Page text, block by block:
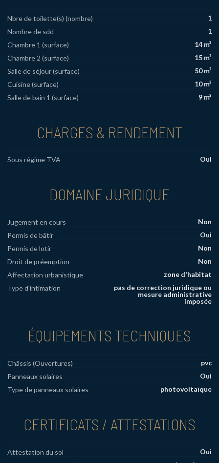
Nbre de toilette(s) (nombre)
1
Nombre de sdd
1
Chambre 1 (surface)
14 m²
Chambre 2 (surface)
15 m²
Salle de séjour (surface)
50 m²
Cuisine (surface)
10 m²
Salle de bain 1 (surface)
9 m²
CHARGES & RENDEMENT
Sous régime TVA Oui
DOMAINE JURIDIQUE
Jugement en cours
Non
Permis de bâtir
Oui
Permis de lotir
Non
Droit de préemption
Non
Affectation urbanistique
zone d'habitat
Type d'intimation
pas de correction juridique ou
mesure administrative
imposée
ÉQUIPEMENTS TECHNIQUES
Châssis (Ouvertures)
pvc
Panneaux solaires
Oui
Type de panneaux solaires
photovoltaïque
CERTIFICATS / ATTESTATIONS
Attestation du sol
Oui